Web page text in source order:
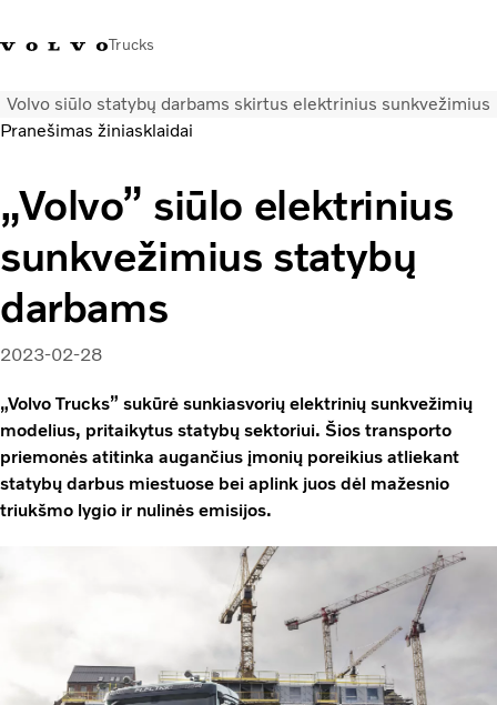
Trucks
+ 370 610 19991Volvo Trucks parduotuvėPrisijungtiLietuva
Transporto sprendimai
Sunkvežimiai
Paslaugos
Volvo Truck Builder
Kontaktai
Naujienos
Apie mus
Volvo siūlo statybų darbams skirtus elektrinius sunkvežimius
Pranešimas žiniasklaidai
„Volvo” siūlo elektrinius
sunkvežimius statybų
darbams
2023-02-28
„Volvo Trucks” sukūrė sunkiasvorių elektrinių sunkvežimių
modelius, pritaikytus statybų sektoriui. Šios transporto
priemonės atitinka augančius įmonių poreikius atliekant
statybų darbus miestuose bei aplink juos dėl mažesnio
triukšmo lygio ir nulinės emisijos.